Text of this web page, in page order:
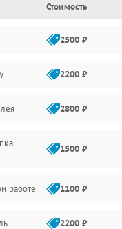
элементы
повреждения
Стоимость
2500 ₽
2200 ₽
2800 ₽
1500 ₽
работе 1100 ₽
2200 ₽